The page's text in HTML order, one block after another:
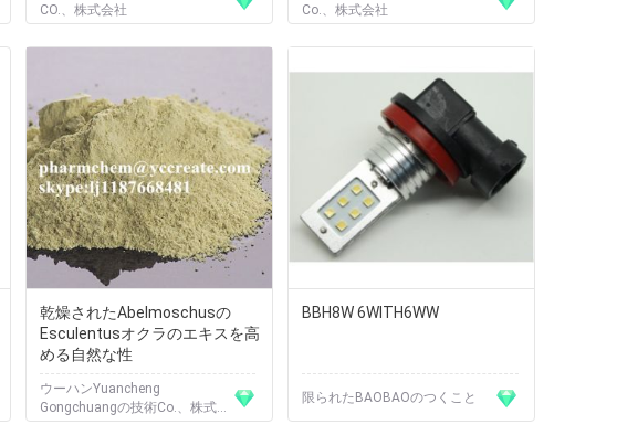
CO.、株式会社
Co.、株式会社
乾燥されたAbelmoschusの
Esculentusオクラのエキスを高
める自然な性
ウーハンYuancheng
Gongchuangの技術Co.、株式
会社
BBH8W 6WITH6WW
限られたBAOBAOのつくこと